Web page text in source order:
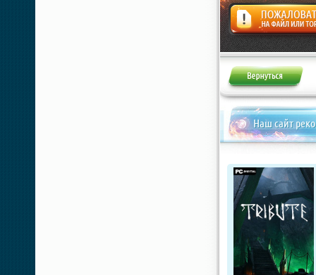
Жалоба
Наш сайт